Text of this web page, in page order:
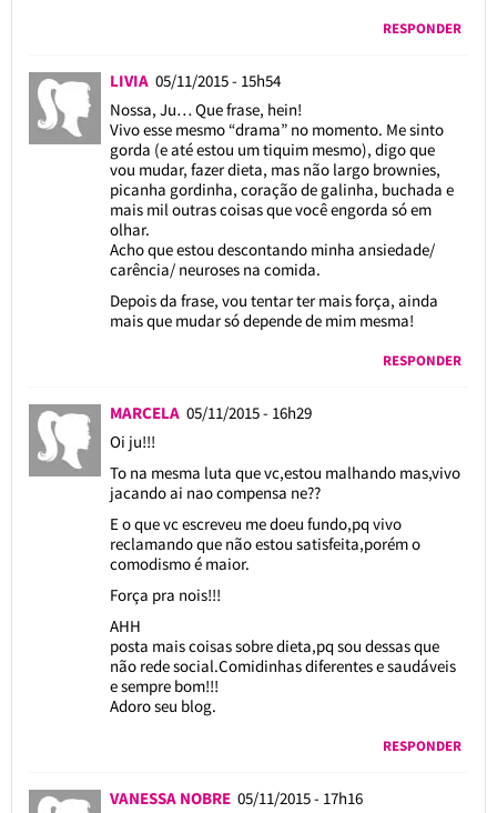
RESPONDER
LIVIA 05/11/2015 - 15h54
Nossa, Ju… Que frase, hein!
Vivo esse mesmo “drama” no momento. Me sinto
gorda (e até estou um tiquim mesmo), digo que
vou mudar, fazer dieta, mas não largo brownies,
picanha gordinha, coração de galinha, buchada e
mais mil outras coisas que você engorda só em
olhar.
Acho que estou descontando minha ansiedade/
carência/ neuroses na comida.
Depois da frase, vou tentar ter mais força, ainda
mais que mudar só depende de mim mesma!
RESPONDER
MARCELA 05/11/2015 - 16h29
Oi ju!!!
To na mesma luta que vc,estou malhando mas,vivo
jacando ai nao compensa ne??
E o que vc escreveu me doeu fundo,pq vivo
reclamando que não estou satisfeita,porém o
comodismo é maior.
Força pra nois!!!
AHH
posta mais coisas sobre dieta,pq sou dessas que
não rede social.Comidinhas diferentes e saudáveis
e sempre bom!!!
Adoro seu blog.
RESPONDER
VANESSA NOBRE 05/11/2015 - 17h16